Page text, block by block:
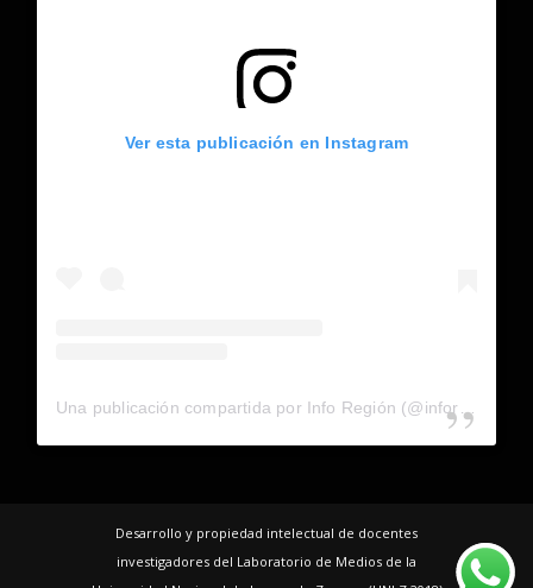
Ver esta publicación en Instagram
Una publicación compartida por Info Región (@inforegion_redes)
Desarrollo y propiedad intelectual de docentes
investigadores del Laboratorio de Medios de la